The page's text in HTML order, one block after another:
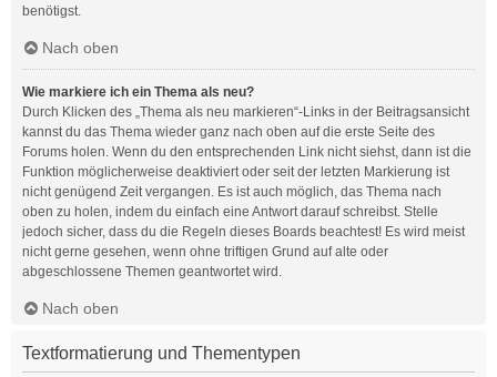
benötigst.
Nach oben
Wie markiere ich ein Thema als neu?
Durch Klicken des „Thema als neu markieren“-Links in der Beitragsansicht
kannst du das Thema wieder ganz nach oben auf die erste Seite des
Forums holen. Wenn du den entsprechenden Link nicht siehst, dann ist die
Funktion möglicherweise deaktiviert oder seit der letzten Markierung ist
nicht genügend Zeit vergangen. Es ist auch möglich, das Thema nach
oben zu holen, indem du einfach eine Antwort darauf schreibst. Stelle
jedoch sicher, dass du die Regeln dieses Boards beachtest! Es wird meist
nicht gerne gesehen, wenn ohne triftigen Grund auf alte oder
abgeschlossene Themen geantwortet wird.
Nach oben
Textformatierung und Thementypen